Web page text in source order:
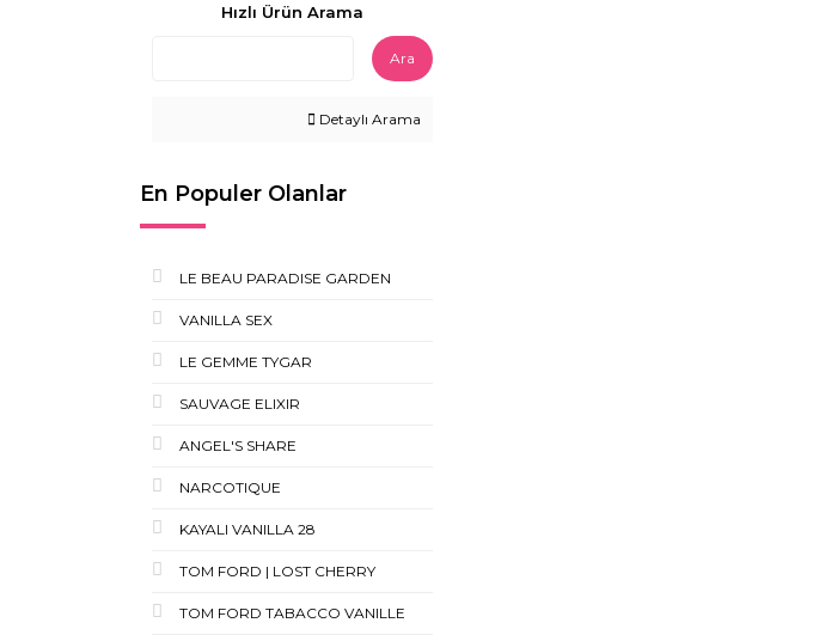
Hızlı Ürün Arama
Ara
Detaylı Arama
En Populer Olanlar
LE BEAU PARADISE GARDEN
VANILLA SEX
LE GEMME TYGAR
SAUVAGE ELIXIR
ANGEL'S SHARE
NARCOTIQUE
KAYALI VANILLA 28
TOM FORD | LOST CHERRY
TOM FORD TABACCO VANILLE